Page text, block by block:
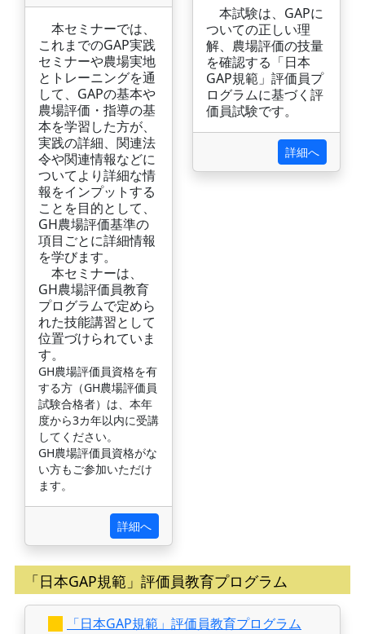
本セミナーでは、
これまでのGAP実践
セミナーや農場実地
とトレーニングを通
して、GAPの基本や
農場評価・指導の基
本を学習した方が、
実践の詳細、関連法
令や関連情報などに
ついてより詳細な情
報をインプットする
ことを目的として、
GH農場評価基準の
項目ごとに詳細情報
を学びます。
本セミナーは、
GH農場評価員教育
プログラムで定めら
れた技能講習として
位置づけられていま
す。
GH農場評価員資格を有
する方（GH農場評価員
試験合格者）は、本年
度から3カ年以内に受講
してください。
GH農場評価員資格がな
い方もご参加いただけ
ます。
詳細へ
本試験は、GAPに
ついての正しい理
解、農場評価の技量
を確認する「日本
GAP規範」評価員プ
ログラムに基づく評
価員試験です。
詳細へ
「日本GAP規範」評価員教育プログラム
「日本GAP規範」評価員教育プログラム